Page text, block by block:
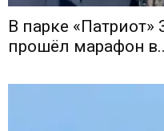
В парке
прошёл марафон